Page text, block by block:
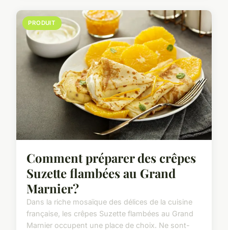
PRODUIT
Comment préparer des crêpes
Suzette flambées au Grand
Marnier?
Dans la riche mosaïque des délices de la cuisine
française, les crêpes Suzette flambées au Grand
Marnier occupent une place de choix. Ne sont-